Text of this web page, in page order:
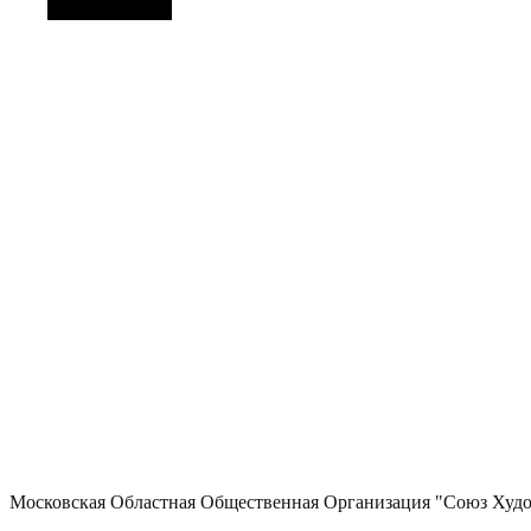
Московская Областная Общественная Организация "Союз